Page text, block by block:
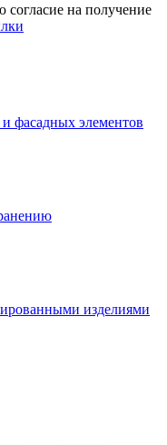
согласие на получение
фасадных элементов
изделиями